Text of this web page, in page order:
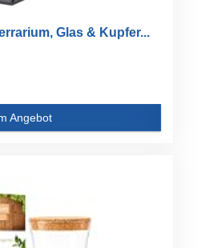
Glas & Kupfer...
Angebot